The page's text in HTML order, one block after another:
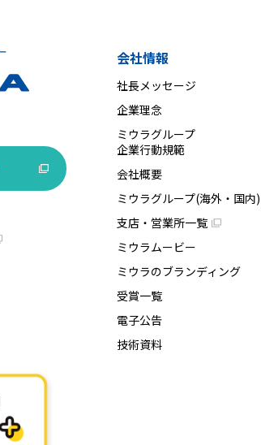
会社情報
社長メッセージ
企業理念
ミウラグループ
企業行動規範
会社概要
ミウラグループ(海外・国内)
支店・営業所一覧
ミウラムービー
ミウラのブランディング
受賞一覧
電子公告
技術資料